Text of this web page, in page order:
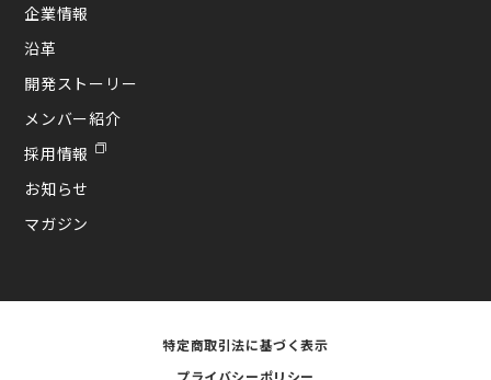
企業情報
沿革
開発ストーリー
メンバー紹介
採用情報
お知らせ
マガジン
特定商取引法に基づく表示
プライバシーポリシー